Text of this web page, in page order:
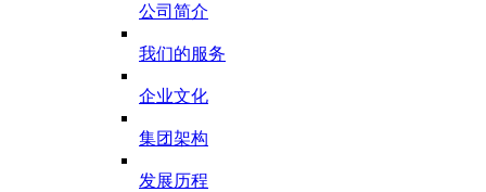
公司简介
我们的服务
企业文化
集团架构
发展历程